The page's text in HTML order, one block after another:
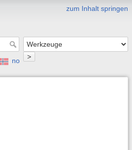
zum Inhalt springen
>
no